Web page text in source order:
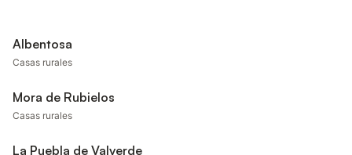
Albentosa
Casas rurales
Mora de Rubielos
Casas rurales
La Puebla de Valverde